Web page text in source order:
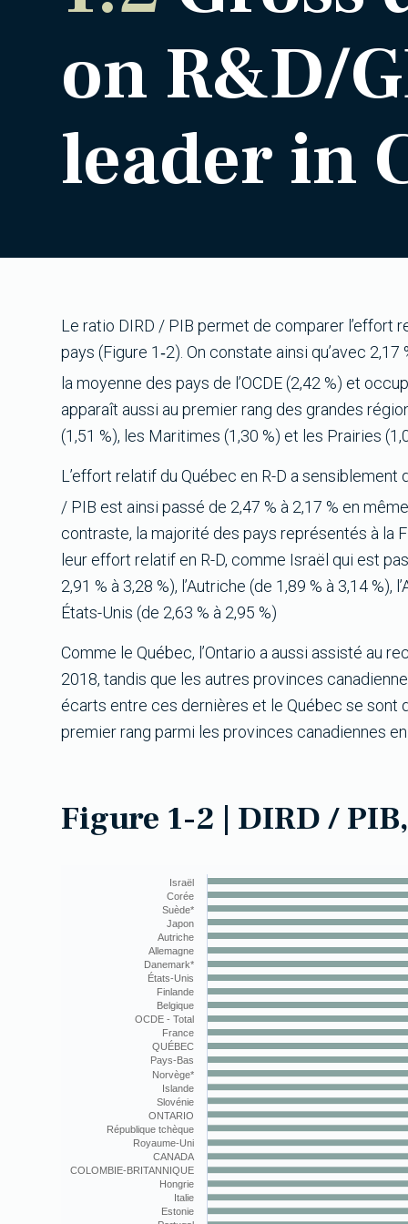
on R&D/
leader in
Le ratio DIRD / PIB permet de comparer l’effort
pays (Figure 1‑2). On constate ainsi qu’avec
la moyenne des pays de l’OCDE (2,42 %) et
apparaît aussi au premier rang des grandes
(1,51 %), les Maritimes (1,30 %) et les Prairies
L’effort relatif du Québec en R-D a
/ PIB est ainsi passé de 2,47 % à 2,17 % en
contraste, la majorité des pays représentés à la
leur effort relatif en R-D, comme Israël qui est
2,91 % à 3,28 %), l’Autriche (de 1,89 % à 3,14 %),
États-Unis (de 2,63 % à 2,95 %)
Comme le Québec, l’Ontario a aussi assisté au
2018, tandis que les autres provinces
écarts entre ces dernières et le Québec se
premier rang parmi les provinces canadiennes
Figure 1-2 | DIRD /
Combination chart with 3 data series.
The chart has 1 X axis displaying categories.
The chart has 1 Y axis displaying values. Data ranges
Israël
Corée
Suède*
Japon
Autriche
Allemagne
Danemark*
États-Unis
Finlande
Belgique
OCDE - Total
France
QUÉBEC
Pays-Bas
Norvège*
Islande
Slovénie
ONTARIO
République tchèque
Royaume-Uni
CANADA
COLOMBIE-BRITANNIQUE
Hongrie
Italie
Estonie